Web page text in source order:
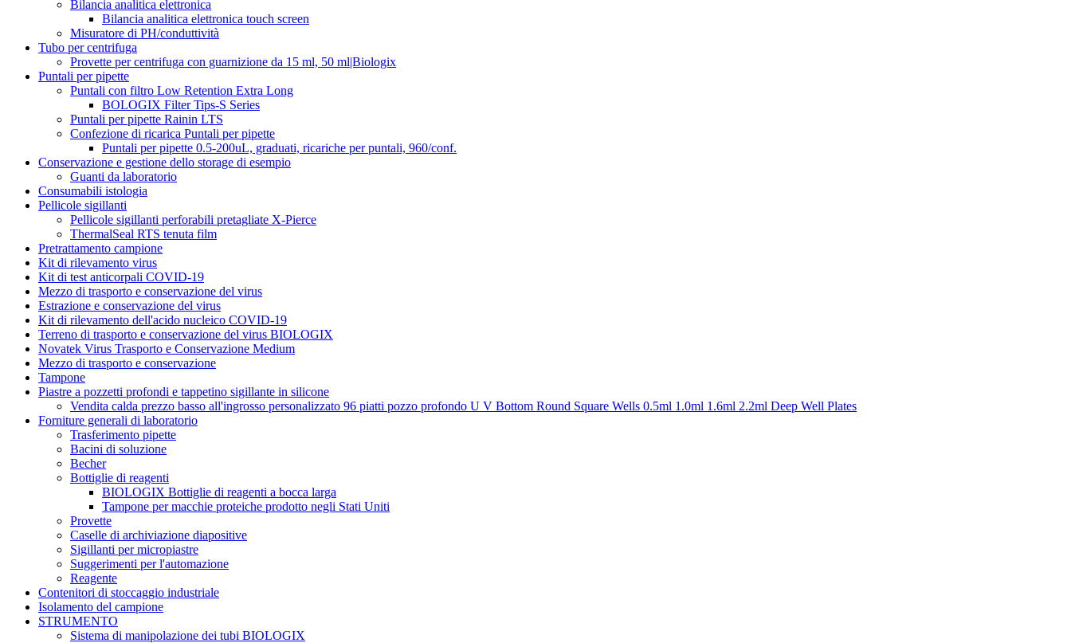
Bilancia analitica elettronica
Bilancia analitica elettronica touch screen
Misuratore di PH/conduttività
Tubo per centrifuga
Provette per centrifuga con guarnizione da 15 ml, 50 ml|Biologix
Puntali per pipette
Puntali con filtro Low Retention Extra Long
BOLOGIX Filter Tips-S Series
Puntali per pipette Rainin LTS
Confezione di ricarica Puntali per pipette
Puntali per pipette 0.5-200uL, graduati, ricariche per puntali, 960/conf.
Conservazione e gestione dello storage di esempio
Guanti da laboratorio
Consumabili istologia
Pellicole sigillanti
Pellicole sigillanti perforabili pretagliate X-Pierce
ThermalSeal RTS tenuta film
Pretrattamento campione
Kit di rilevamento virus
Kit di test anticorpali COVID-19
Mezzo di trasporto e conservazione del virus
Estrazione e conservazione del virus
Kit di rilevamento dell'acido nucleico COVID-19
Terreno di trasporto e conservazione del virus BIOLOGIX
Novatek Virus Trasporto e Conservazione Medium
Mezzo di trasporto e conservazione
Tampone
Piastre a pozzetti profondi e tappetino sigillante in silicone
Vendita calda prezzo basso all'ingrosso personalizzato 96 piatti pozzo profondo U V Bottom Round Square Wells 0.5ml 1.0ml 1.6ml 2.2ml Deep Well Plates
Forniture generali di laboratorio
Trasferimento pipette
Bacini di soluzione
Becher
Bottiglie di reagenti
BIOLOGIX Bottiglie di reagenti a bocca larga
Tampone per macchie proteiche prodotto negli Stati Uniti
Provette
Caselle di archiviazione diapositive
Sigillanti per micropiastre
Suggerimenti per l'automazione
Reagente
Contenitori di stoccaggio industriale
Isolamento del campione
STRUMENTO
Sistema di manipolazione dei tubi BIOLOGIX